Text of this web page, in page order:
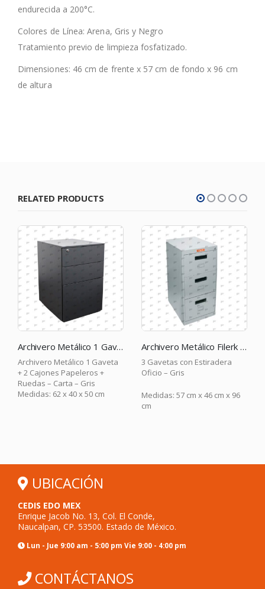
endurecida a 200°C.
Colores de Línea: Arena, Gris y Negro
Tratamiento previo de limpieza fosfatizado.
Dimensiones: 46 cm de frente x 57 cm de fondo x 96 cm
de altura
RELATED PRODUCTS
Archivero Metálico 1 Gaveta + 2 Cajones Papeleros + Ruedas – Carta – Gris
Metálico 1 Gaveta
Papeleros +
– Carta – Gris
62 x 40 x 50 cm
Archivero Metálico Filerk con Correderas 3 Gavetas Oficio – Gris
3 Gavetas con Estiradera
Oficio – Gris
Medidas: 57 cm x 46 cm x 96
2
Medidas:
UBICACIÓN
CEDIS EDO MEX
Enrique Jacob No. 13, Col. El Conde,
Naucalpan, CP. 53500. Estado de México.
Lun - Jue 9:00 am - 5:00 pm Vie 9:00 - 4:00 pm
CONTÁCTANOS